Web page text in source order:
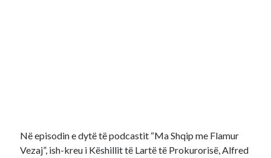
Në episodin e dytë të podcastit “Ma Shqip me Flamur
Vezaj”, ish-kreu i Këshillit të Lartë të Prokurorisë, Alfred